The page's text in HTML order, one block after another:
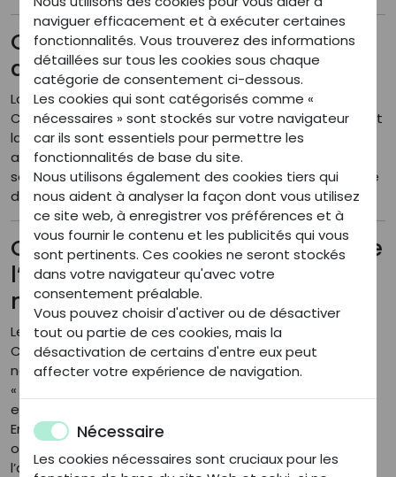
Quelle est la durée moyenne
d'une vente ?
La durée moyenne d'une vente est d'environ un an.
Chaque étape est encadrée pour garantir la sécurité et
la conformité de la transaction. Grâce à notre
accompagnement, vous bénéficierez d’un processus
sécurisé et adapté à votre situation, assurant une prise
de possession sereine et éclairée.
Quel va être le rôle du Conseil de
l’Ordre des Pharmaciens dans
mon projet d’installation ?
Le Conseil Régional de l’Ordre des Pharmaciens (ou
CROP) exerce de très nombreuses missions et
notamment celle de la tenue du tableau de la section
« A », savoir la section des pharmaciens titulaires
exploitants.
En effet l’inscription à l’ordre des pharmaciens est une
obligation légale prévue résultant des termes de
l’article L.4221-1 du Code de la santé publique, sans
naviguer efficacement et à exécuter certaines
fonctionnalités. Vous trouverez des informations
détaillées sur tous les cookies sous chaque
catégorie de consentement ci-dessous.
Les cookies qui sont catégorisés comme «
nécessaires » sont stockés sur votre navigateur
car ils sont essentiels pour permettre les
fonctionnalités de base du site.
Nous utilisons également des cookies tiers qui
nous aident à analyser la façon dont vous utilisez
ce site web, à enregistrer vos préférences et à
vous fournir le contenu et les publicités qui vous
sont pertinents. Ces cookies ne seront stockés
dans votre navigateur qu'avec votre
consentement préalable.
Vous pouvez choisir d'activer ou de désactiver
tout ou partie de ces cookies, mais la
désactivation de certains d'entre eux peut
affecter votre expérience de navigation.
Nécessaire
Les cookies nécessaires sont cruciaux pour les